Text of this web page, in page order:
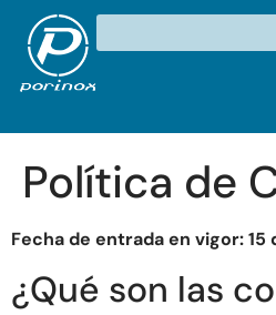
Política de
Fecha de entrada en vigor: 15
¿Qué son las